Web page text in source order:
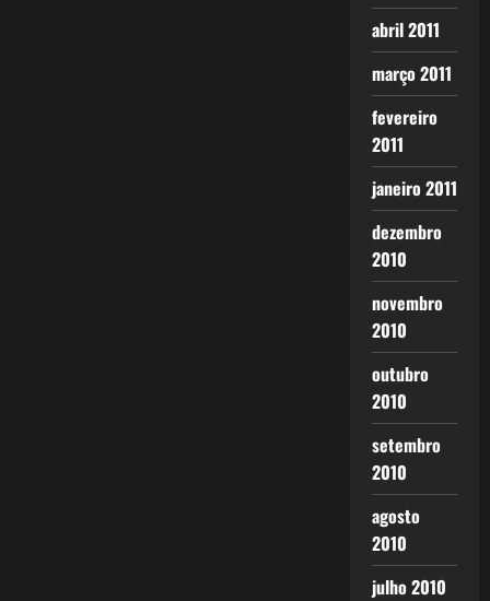
abril 2011
março 2011
fevereiro
2011
janeiro 2011
dezembro
2010
novembro
2010
outubro
2010
setembro
2010
agosto
2010
julho 2010